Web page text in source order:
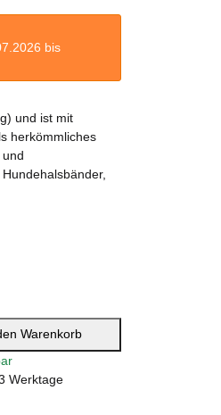
bis
und ist mit
herkömmliches
Warenkorb
Werktage